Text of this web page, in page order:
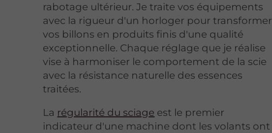
rabotage ultérieur. Je traite vos équipements
avec la rigueur d'un horloger pour transformer
vos billons en produits finis d'une qualité
exceptionnelle. Chaque réglage que je réalise
vise à harmoniser le comportement de la scie
avec la résistance naturelle des essences
traitées.
La régularité du sciage est le premier
indicateur d'une machine dont les volants ont